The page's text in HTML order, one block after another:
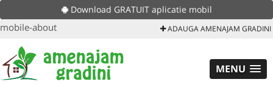
Download GRATUIT aplicatie mobil
mobile-about ADAUGA AMENAJAM GRADINI
MENU